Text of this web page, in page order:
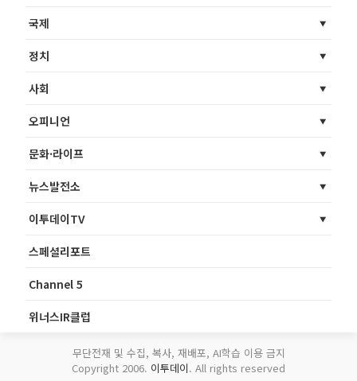
국제
정치
사회
오피니언
문화·라이프
뉴스발전소
이투데이TV
스페셜리포트
Channel 5
위너스IR클럽
무단전재 및 수집, 복사, 재배포, AI학습 이용 금지
Copyright 2006. 이투데이. All rights reserved